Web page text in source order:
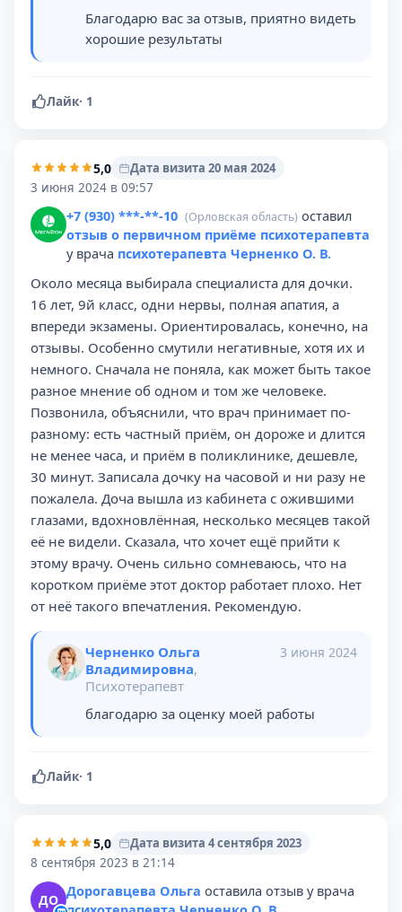
Благодарю вас за отзыв, приятно видеть
хорошие результаты
Лайк· 1
5,0
Дата визита 20 мая 2024
3 июня 2024 в 09:57
+7 (930) ***-**-10 (Орловская область) оставил
отзыв о первичном приёме психотерапевта
у врача психотерапевта Черненко О. В.
Около месяца выбирала специалиста для дочки.
16 лет, 9й класс, одни нервы, полная апатия, а
впереди экзамены. Ориентировалась, конечно, на
отзывы. Особенно смутили негативные, хотя их и
немного. Сначала не поняла, как может быть такое
разное мнение об одном и том же человеке.
Позвонила, объяснили, что врач принимает по-
разному: есть частный приём, он дороже и длится
не менее часа, и приём в поликлинике, дешевле,
30 минут. Записала дочку на часовой и ни разу не
пожалела. Доча вышла из кабинета с ожившими
глазами, вдохновлённая, несколько месяцев такой
её не видели. Сказала, что хочет ещё прийти к
этому врачу. Очень сильно сомневаюсь, что на
коротком приёме этот доктор работает плохо. Нет
от неё такого впечатления. Рекомендую.
Черненко Ольга
Владимировна,
Психотерапевт
3 июня 2024
благодарю за оценку моей работы
Лайк· 1
5,0
Дата визита 4 сентября 2023
8 сентября 2023 в 21:14
ДО Дорогавцева Ольга оставила отзыв у врача